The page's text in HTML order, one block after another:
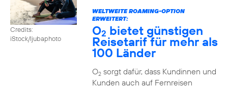
Credits:
iStock/ljubaphoto
WELTWEITE ROAMING-OPTION
ERWEITERT:
O2 bietet günstigen
Reisetarif für mehr als
100 Länder
O2sorgt dafür, dass Kundinnen und
Kunden auch auf Fernreisen